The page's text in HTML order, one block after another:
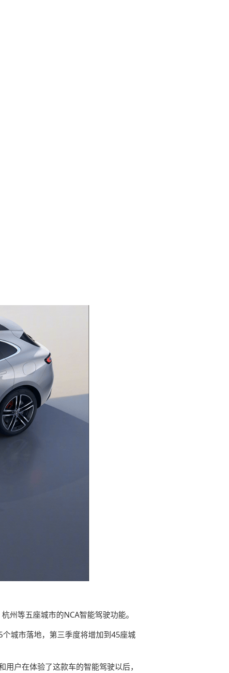
州等五座城市的NCA智能驾驶功能。
城市落地，第三季度将增加到45座城
户在体验了这款车的智能驾驶以后，